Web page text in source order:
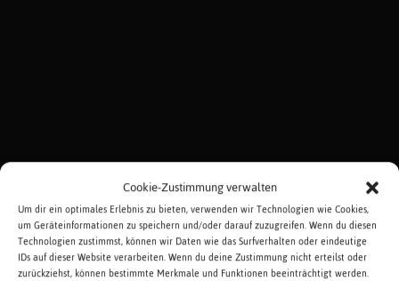
Cookie-Zustimmung verwalten
Um dir ein optimales Erlebnis zu bieten, verwenden wir Technologien wie Cookies,
um Geräteinformationen zu speichern und/oder darauf zuzugreifen. Wenn du diesen
Technologien zustimmst, können wir Daten wie das Surfverhalten oder eindeutige
IDs auf dieser Website verarbeiten. Wenn du deine Zustimmung nicht erteilst oder
zurückziehst, können bestimmte Merkmale und Funktionen beeinträchtigt werden.